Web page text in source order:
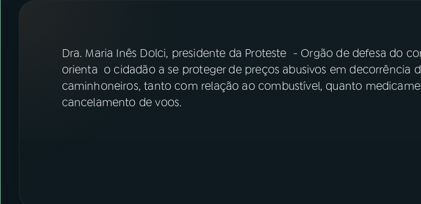
Dra. Maria Inês Dolci, presidente da Proteste - Orgão de defesa do
orienta o cidadão a se proteger de preços abusivos em decorrência
caminhoneiros, tanto com relação ao combustível, quanto
cancelamento de voos.